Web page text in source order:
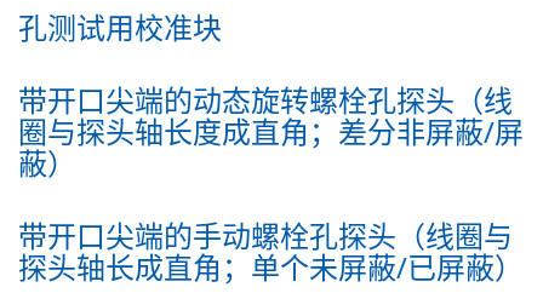
孔测试用校准块
带开口尖端的动态旋转螺栓孔探头（线
圈与探头轴长度成直角；差分非屏蔽/屏
蔽）
带开口尖端的手动螺栓孔探头（线圈与
探头轴长成直角；单个未屏蔽/已屏蔽）